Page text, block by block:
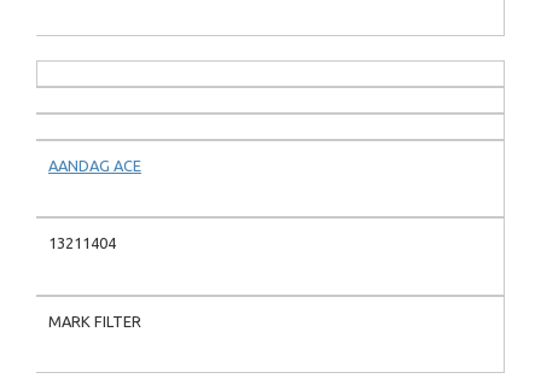
AANDAG ACE
13211404
MARK FILTER